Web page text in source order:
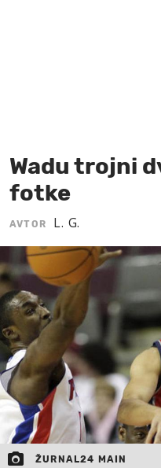
Wadu trojni
fotke
AVTOR L. G.
ŽURNAL24 MAIN